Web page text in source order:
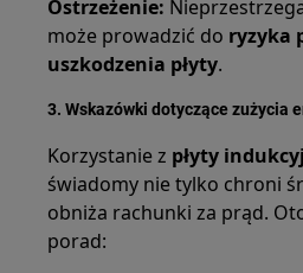
Ostrzeżenie:
może prowadzić do ryzyka
uszkodzenia płyty.
3. Wskazówki dotyczące zużycia
Korzystanie z płyty
świadomy nie tylko chroni
obniża rachunki za prąd.
porad: